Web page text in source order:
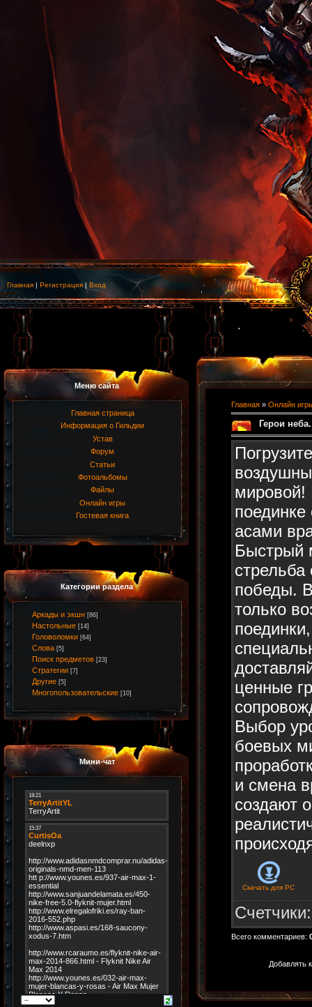
Главная | Регистрация | Вход
Меню сайта
Главная страница
Информация о Гильдии
Устав
Форум
Статьи
Фотоальбомы
Файлы
Онлайн игры
Гостевая книга
Категории раздела
Аркады и экшн [86]
Настольные [14]
Головоломки [64]
Слова [5]
Поиск предметов [23]
Стратегии [7]
Другие [5]
Многопользовательские [10]
Мини-чат
Главная » Онлайн
Герои
мировой!
асами
Быстрый
стрельба
победы.
только
ценные
Выбор
боевых
и смена
создают
Скачать для PC
Счетчики
Всего комментариев:
Добавлять